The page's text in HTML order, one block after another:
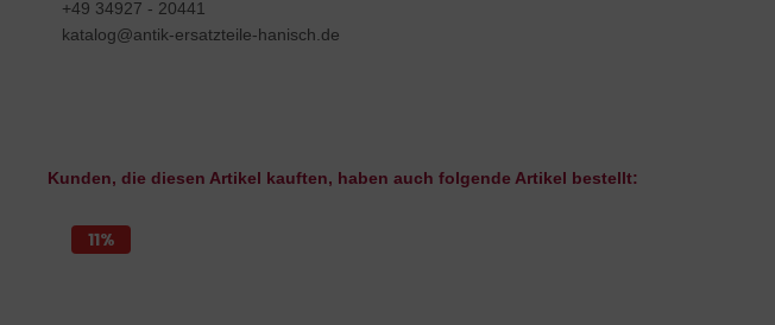
+49 34927 - 20441
katalog@antik-ersatzteile-hanisch.de
Kunden, die diesen Artikel kauften, haben auch folgende Artikel bestellt:
11%